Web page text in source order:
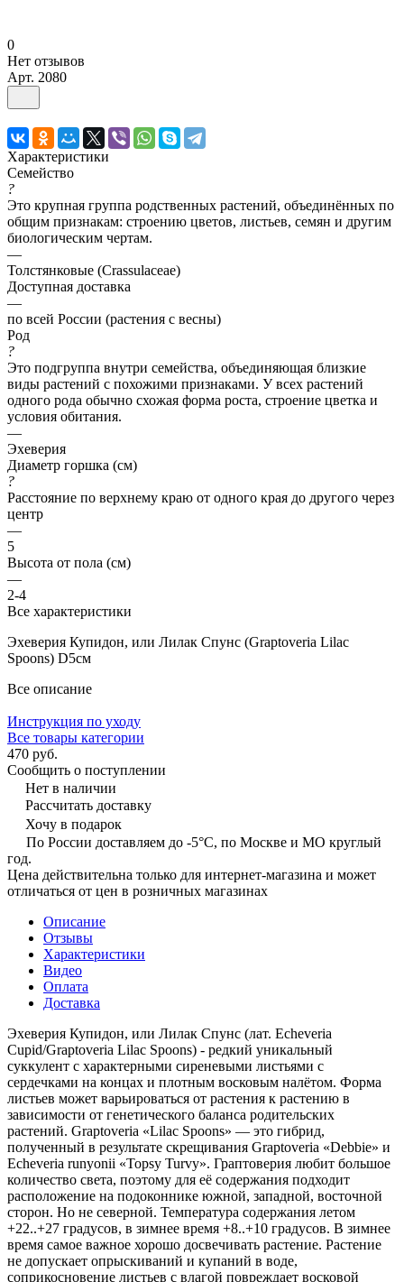
0
Нет отзывов
Арт. 2080
Характеристики
Семейство
?
Это крупная группа родственных растений, объединённых по
общим признакам: строению цветов, листьев, семян и другим
биологическим чертам.
—
Толстянковые (Crassulaceae)
Доступная доставка
—
по всей России (растения с весны)
Род
?
Это подгруппа внутри семейства, объединяющая близкие
виды растений с похожими признаками. У всех растений
одного рода обычно схожая форма роста, строение цветка и
условия обитания.
—
Эхеверия
Диаметр горшка (см)
?
Расстояние по верхнему краю от одного края до другого через
центр
—
5
Высота от пола (см)
—
2-4
Все характеристики
Эхеверия Купидон, или Лилак Спунс (Graptoveria Lilac
Spoons) D5см
Все описание
Инструкция по уходу
Все товары категории
470 руб.
Сообщить о поступлении
Нет в наличии
Рассчитать доставку
Хочу в подарок
По России доставляем до -5°C, по Москве и МО круглый
год.
Цена действительна только для интернет-магазина и может
отличаться от цен в розничных магазинах
Описание
Отзывы
Характеристики
Видео
Оплата
Доставка
Эхеверия Купидон, или Лилак Спунс (лат. Echeveria
Cupid/Graptoveria Lilac Spoons) - редкий уникальный
суккулент с характерными сиреневыми листьями с
сердечками на концах и плотным восковым налётом. Форма
листьев может варьироваться от растения к растению в
зависимости от генетического баланса родительских
растений. Graptoveria «Lilac Spoons» — это гибрид,
полученный в результате скрещивания Graptoveria «Debbie» и
Echeveria runyonii «Topsy Turvy». Граптоверия любит большое
количество света, поэтому для её содержания подходит
расположение на подоконнике южной, западной, восточной
сторон. Но не северной. Температура содержания летом
+22..+27 градусов, в зимнее время +8..+10 градусов. В зимнее
время самое важное хорошо досвечивать растение. Растение
не допускает опрыскиваний и купаний в воде,
соприкосновение листьев с влагой повреждает восковой